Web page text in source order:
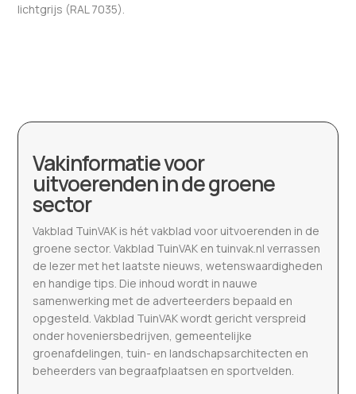
lichtgrijs (RAL 7035).
Vakinformatie voor
uitvoerenden in de groene
sector
Vakblad TuinVAK is hét vakblad voor uitvoerenden in de
groene sector. Vakblad TuinVAK en tuinvak.nl verrassen
de lezer met het laatste nieuws, wetenswaardigheden
en handige tips. Die inhoud wordt in nauwe
samenwerking met de adverteerders bepaald en
opgesteld. Vakblad TuinVAK wordt gericht verspreid
onder hoveniersbedrijven, gemeentelijke
groenafdelingen, tuin- en landschapsarchitecten en
beheerders van begraafplaatsen en sportvelden.